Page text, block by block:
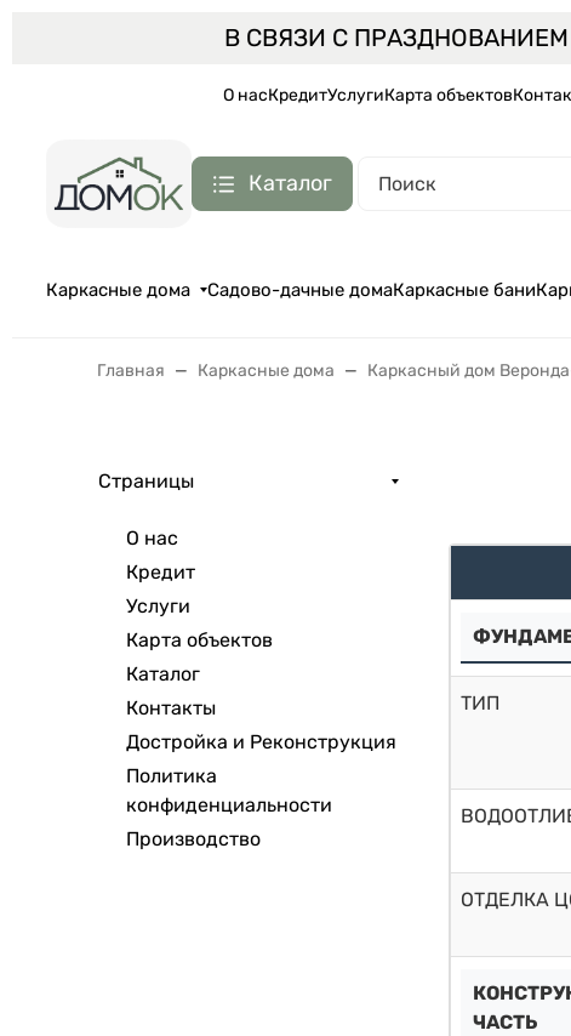
В СВЯЗИ С
О насКредитУслугиКарта объектов
Каталог
Каркасные дома Садово-дачные домаКаркасные бани
Главная Каркасные дома Каркасный дом
Страницы
О нас
Кредит
Услуги
Карта объектов
Каталог
Контакты
Достройка и Реконструкция
Политика
конфиденциальности
Производство
ТИП
ОТДЕЛКА
ЧАСТЬ